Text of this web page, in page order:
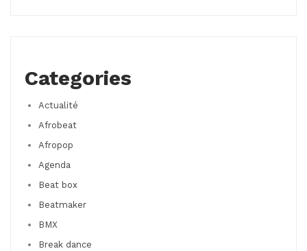
Categories
Actualité
Afrobeat
Afropop
Agenda
Beat box
Beatmaker
BMX
Break dance